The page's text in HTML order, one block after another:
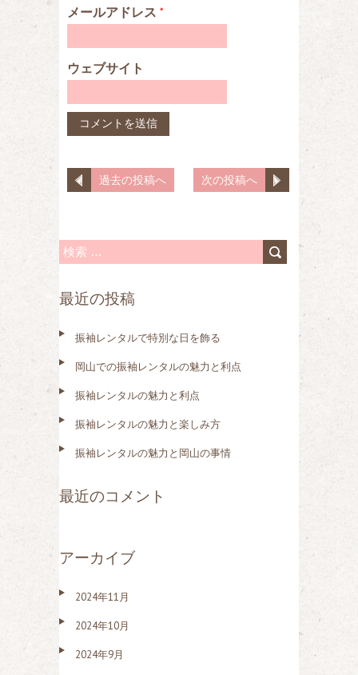
メールアドレス *
ウェブサイト
過去の投稿へ 次の投稿へ
検
:最近の投稿
振袖レンタルで特別な日を飾る
岡山での振袖レンタルの魅力と利点
振袖レンタルの魅力と利点
振袖レンタルの魅力と楽しみ方
振袖レンタルの魅力と岡山の事情
最近のコメント
アーカイブ
2024年11月
2024年10月
2024年9月